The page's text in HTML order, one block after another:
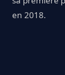
en 2018.